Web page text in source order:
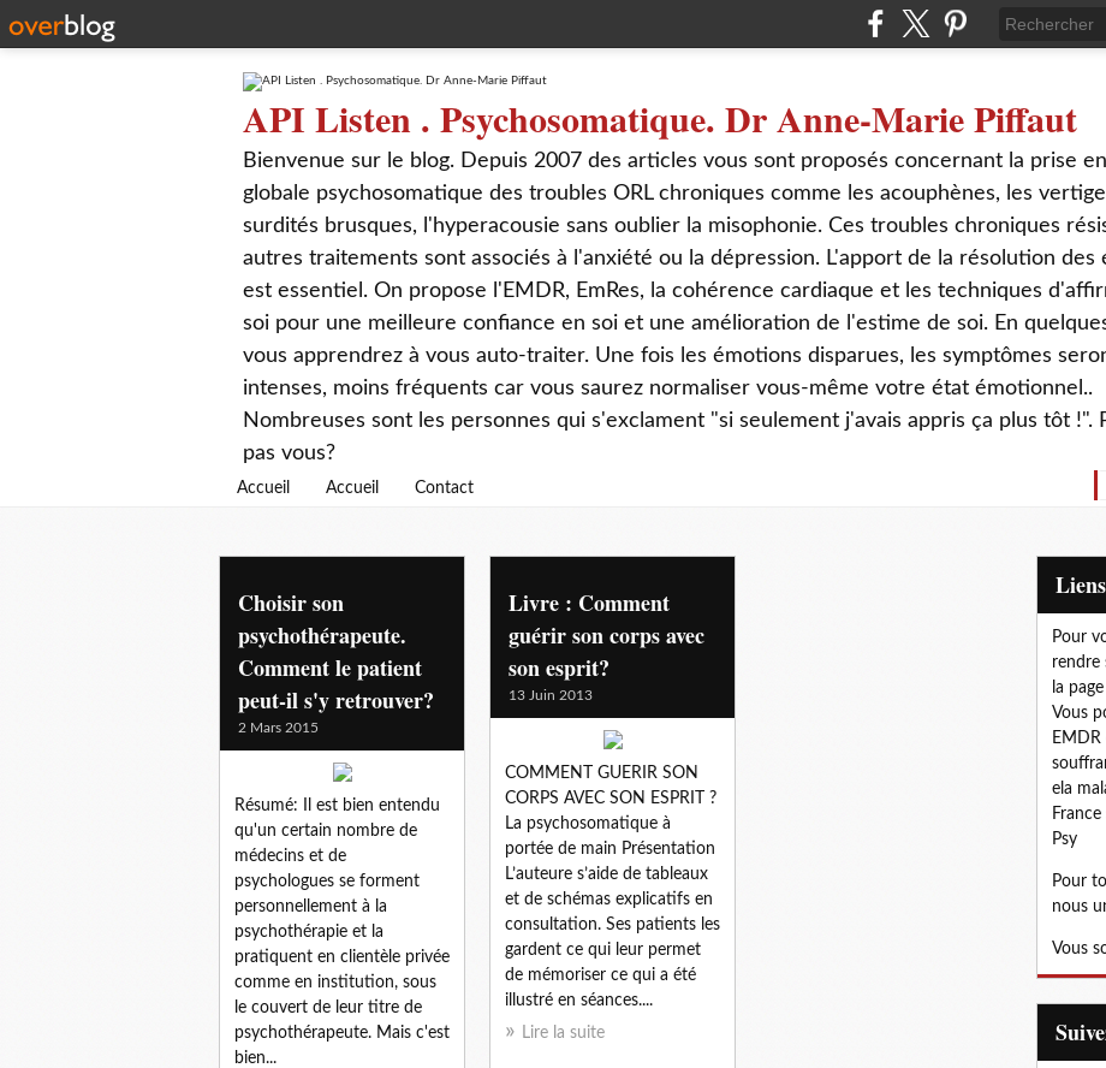
API Listen . Psychosomatique. Dr Anne-Marie Piffaut
Bienvenue sur le blog. Depuis 2007 des articles vous sont proposés concernant la prise
globale psychosomatique des troubles ORL chroniques comme les acouphènes, les
surdités brusques, l'hyperacousie sans oublier la misophonie. Ces troubles chroniques
autres traitements sont associés à l'anxiété ou la dépression. L'apport de la résolution des
est essentiel. On propose l'EMDR, EmRes, la cohérence cardiaque et les techniques
soi pour une meilleure confiance en soi et une amélioration de l'estime de soi. En
vous apprendrez à vous auto-traiter. Une fois les émotions disparues, les symptômes
intenses, moins fréquents car vous saurez normaliser vous-même votre état émotionnel..
Nombreuses sont les personnes qui s'exclament "si seulement j'avais appris ça plus tôt !".
pas vous?
Accueil Accueil Contact
universite
Choisir son
psychothérapeute.
Comment le patient
peut-il s'y retrouver?
2 Mars 2015
Résumé: Il est bien entendu
qu'un certain nombre de
médecins et de
psychologues se forment
personnellement à la
psychothérapie et la
pratiquent en clientèle privée
comme en institution, sous
le couvert de leur titre de
psychothérapeute. Mais c'est
bien...
Livre : Comment
guérir son corps avec
son esprit?
13 Juin 2013
COMMENT GUERIR SON
CORPS AVEC SON ESPRIT ?
La psychosomatique à
portée de main Présentation
L’auteure s’aide de tableaux
et de schémas explicatifs en
consultation. Ses patients les
gardent ce qui leur permet
de mémoriser ce qui a été
illustré en séances....
Lire la suite
Liens
Pour
rendre
la
Vous
EMDR
ela
Psy
Pour
nous
Vous